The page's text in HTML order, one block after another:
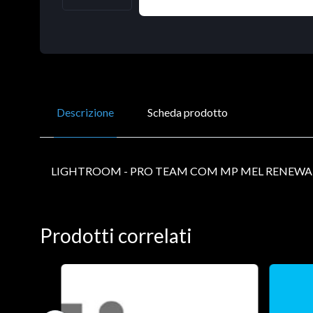
Descrizione Scheda prodotto
LIGHTROOM - PRO TEAM COM MP MEL
Prodotti correlati